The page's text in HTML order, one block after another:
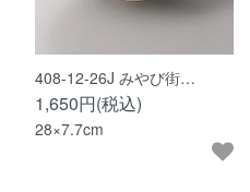
408-12-26J みやび街…
1,650円(税込)
28×7.7cm